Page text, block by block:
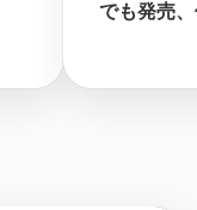
でも発売